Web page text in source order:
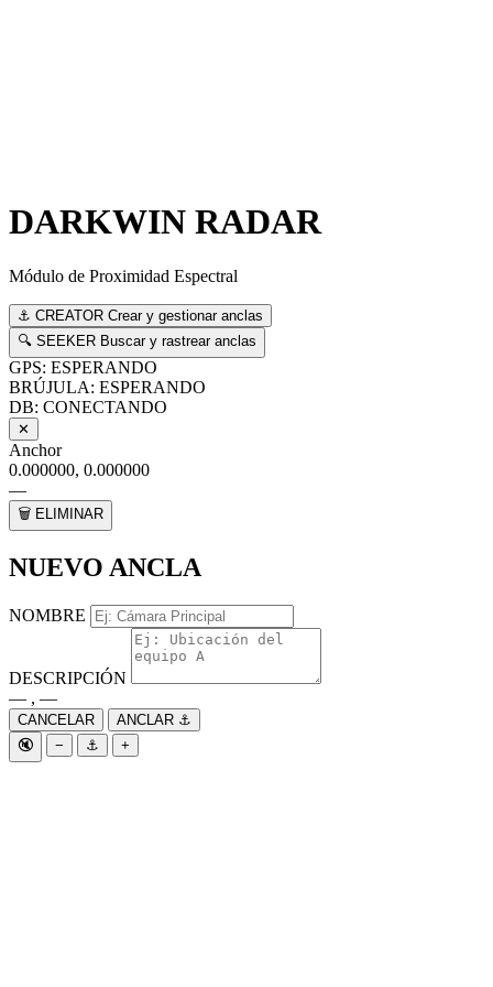
DARKWIN RADAR
Módulo de Proximidad Espectral
⚓ CREATOR Crear y gestionar anclas
🔍 SEEKER Buscar y rastrear anclas
GPS: ESPERANDO
BRÚJULA: ESPERANDO
DB: CONECTANDO
✕
Anchor
0.000000, 0.000000
—
🗑️ ELIMINAR
NUEVO ANCLA
NOMBRE
DESCRIPCIÓN
— , —
CANCELAR
ANCLAR ⚓
🔇
− ⚓ +